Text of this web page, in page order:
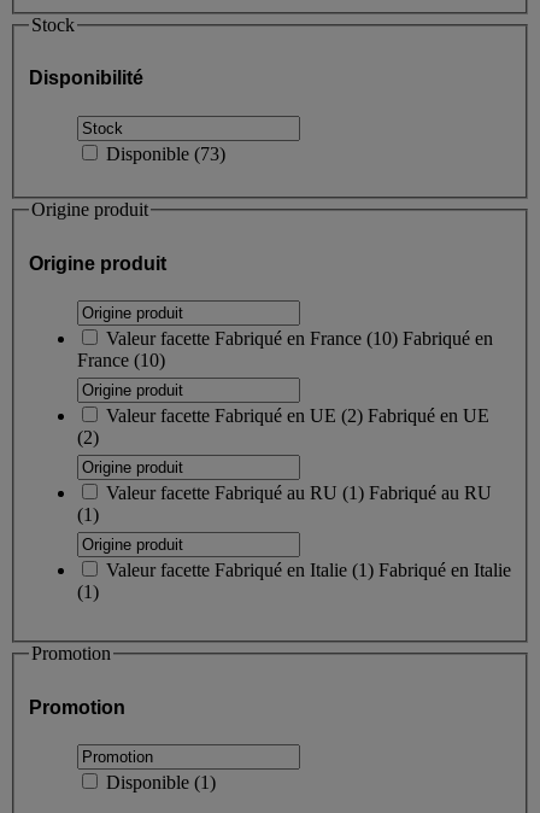
Stock
Disponibilité
Disponible (73)
Origine produit
Origine produit
Valeur facette Fabriqué en France (10) Fabriqué en
France (10)
Valeur facette Fabriqué en UE (2) Fabriqué en UE
(2)
Valeur facette Fabriqué au RU (1) Fabriqué au RU
(1)
Valeur facette Fabriqué en Italie (1) Fabriqué en Italie
(1)
Promotion
Promotion
Disponible (1)